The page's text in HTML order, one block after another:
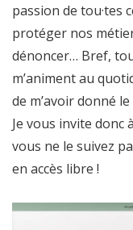
passion de tou·tes
protéger nos
dénoncer… Bref,
m’animent au
de m’avoir donné
Je vous invite donc
vous ne le suivez
en accès libre !